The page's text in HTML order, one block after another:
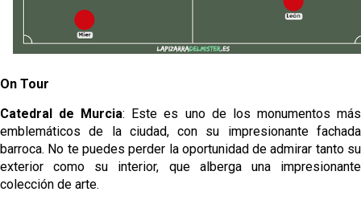
On Tour
Catedral de Murcia: Este es uno de los monumentos más
emblemáticos de la ciudad, con su impresionante fachada
barroca. No te puedes perder la oportunidad de admirar tanto su
exterior como su interior, que alberga una impresionante
colección de arte.